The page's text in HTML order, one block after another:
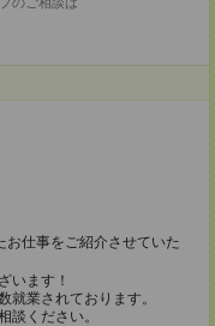
お仕事をご紹介させていた
います！
就業されております。
談ください。